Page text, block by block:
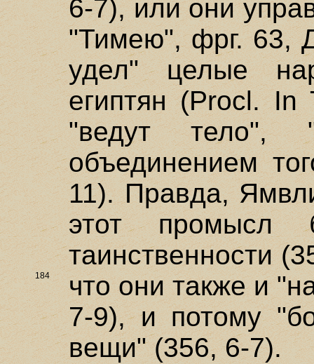
6-7), или они
"Тимею", фрг. 63,
удел" целые
египтян (Procl.
"ведут тело",
объединением
11). Правда,
этот промысл
таинственности
что
184
они также и
7-9), и потому
вещи" (356, 6-7).